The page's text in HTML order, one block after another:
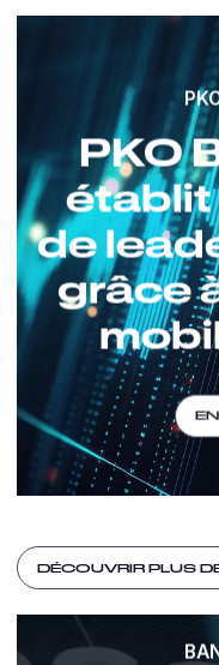
PKO
établit
de
grâce
DÉCOUVRIR PLUS